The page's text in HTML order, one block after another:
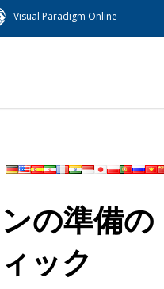
Visual Paradigm Online
の準備の
ック